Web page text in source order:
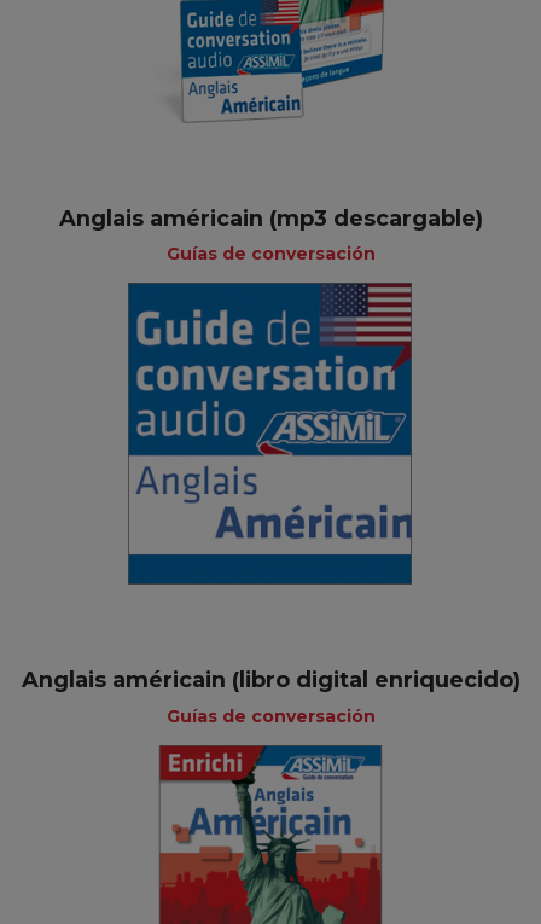
Anglais américain (mp3 descargable)
Guías de conversación
Anglais américain (libro digital enriquecido)
Guías de conversación